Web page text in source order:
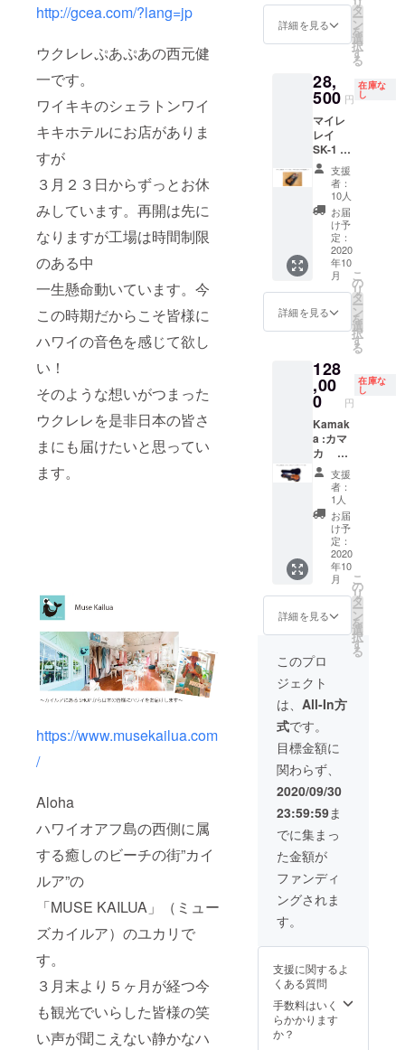
http://gcea.com/?lang=jp
ウクレレぷあぷあの西元健
一です。
ワイキキのシェラトンワイ
キキホテルにお店がありま
すが
３月２３日からずっとお休
みしています。再開は先に
なりますが工場は時間制限
のある中
一生懸命動いています。今
この時期だからこそ皆様に
ハワイの音色を感じて欲し
い！
そのような想いがつまった
ウクレレを是非日本の皆さ
まにも届けたいと思ってい
ます。
https://www.musekailua.com
/
Aloha
ハワイオアフ島の西側に属
する癒しのビーチの街”カイ
ルア”の
「MUSE KAILUA」（ミュー
ズカイルア）のユカリで
す。
３月末より５ヶ月が経つ今
も観光でいらした皆様の笑
い声が聞こえない静かなハ
A マー
メイド
常価
格
¥3250
（税
込） ・
Leis
Hawaii
popcor
kitchen
ハワイ
アン
ポップ
コー
ン 全
種セッ
ト 通常
込） 全
国送料
無料で
お届け
いたし
ます。
Rimo
マキシ
ドレ
ス
イズ 着
丈：平
置き
胸元中
央から
裾まで
約90cm
通常価
¥11,880
（税
込） ・
MUSE
KAILU
A マー
メイド
スクエ
格
¥3000-
・Leis
Hawaii
popcor
n
kitchen
ハワイ
アン
ポップ
コー
ン 全
種セッ
ト 通常
価格
¥5302-
全国送
料無料
しま
す。
詳細を見る
タ
ー
ン
を
選
択
す
る
28,
500 円
在庫な
し
マイレ
レイ
SK-1 ソ
プラノ
GCEA
コアの
木 初心
者セッ
ト 通常
価格：
40000
円 SK-1
GCEA
はハワ
イアン
合板で
す。造
りはシ
ンプル
で重さ
も軽く
できて
いま
す。
チュー
ニング
にも便
利なサ
イドベ
グ仕様
になっ
ていま
す。音
量大き
く、や
さしい
音がす
るウク
レレで
す。初
心者
セット
には、
UC-S
フォー
ムのセ
ミハー
ドケー
ス、MT-
1 マイ
レ ク
リップ
オン
電式
リー、
Let’s
Play
DVD付
きno初
支援
者：
10人
お届
け予
定：
2020
年10
月
詳細を見る
こ
の
リ
タ
ー
ン
を
選
択
す
る
128
,00
0 円
在庫な
し
Kamak
a :カマ
カ ソ
プラノ
サイ
ズ HF-
1 ハー
ドケー
ス付き
通常価
格
¥154,00
0（税
込） 創
業104年
のウク
レレ
メー
カーの
老舗、
カマカ
の代表
的なモ
デルで
あるHF-
1
Sopran
o Size
です。
オリジ
ナル
ハード
ケース
付きで
に1番最
ワイ島
のコア
の木を
材料に
使用し
支援
者：
1人
お届
け予
定：
2020
年10
月
詳細を見る
こ
の
リ
タ
ー
ン
を
選
択
す
る
このプロ
ジェクト
は、 All-In方
式です。
目標金額に
関わらず、
2020/09/30
23:59:59ま
でに集まっ
た金額が
ファンディ
ングされま
す。
支援に関するよ
くある質問
手数料はいく
らかかります
か？